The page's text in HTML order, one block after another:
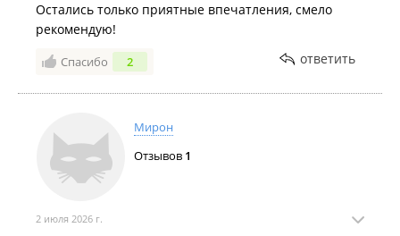
Остались только приятные впечатления, смело
рекомендую!
Спасибо 2 ответить
Мирон
Отзывов 1
2 июля 2026 г.